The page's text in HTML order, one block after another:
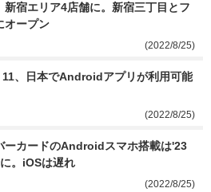
新宿エリア4店舗に。新宿三丁目とフ
オープン
(2022/8/25)
、日本でAndroidアプリが利用可能
(2022/8/25)
ーカードのAndroidスマホ搭載は'23
。iOSは遅れ
(2022/8/25)